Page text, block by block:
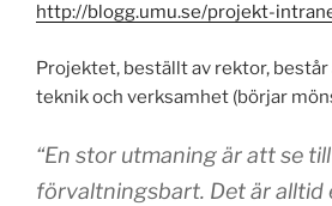
http://blogg.umu.se/projekt-
Projektet, beställt av rektor,
teknik och verksamhet (börjar
“En stor utmaning är att se
förvaltningsbart. Det är alltid